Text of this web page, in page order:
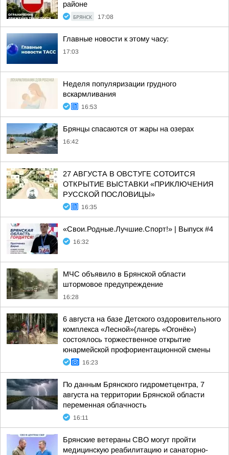
районе
БРЯНСК 17:08
Главные новости к этому часу:
17:03
Неделя популяризации грудного
вскармливания
16:53
Брянцы спасаются от жары на озерах
16:42
27 АВГУСТА В ОВСТУГЕ СОТОИТСЯ
ОТКРЫТИЕ ВЫСТАВКИ «ПРИКЛЮЧЕНИЯ
РУССКОЙ ПОСЛОВИЦЫ»
16:35
«Свои.Родные.Лучшие.Спорт!» | Выпуск #4
16:32
МЧС объявило в Брянской области
штормовое предупреждение
16:28
6 августа на базе Детского оздоровительного
комплекса «Лесной»(лагерь «Огонёк»)
состоялось торжественное открытие
юнармейской профориентационной смены
16:23
По данным Брянского гидрометцентра, 7
августа на территории Брянской области
переменная облачность
16:11
Брянские ветераны СВО могут пройти
медицинскую реабилитацию и санаторно-